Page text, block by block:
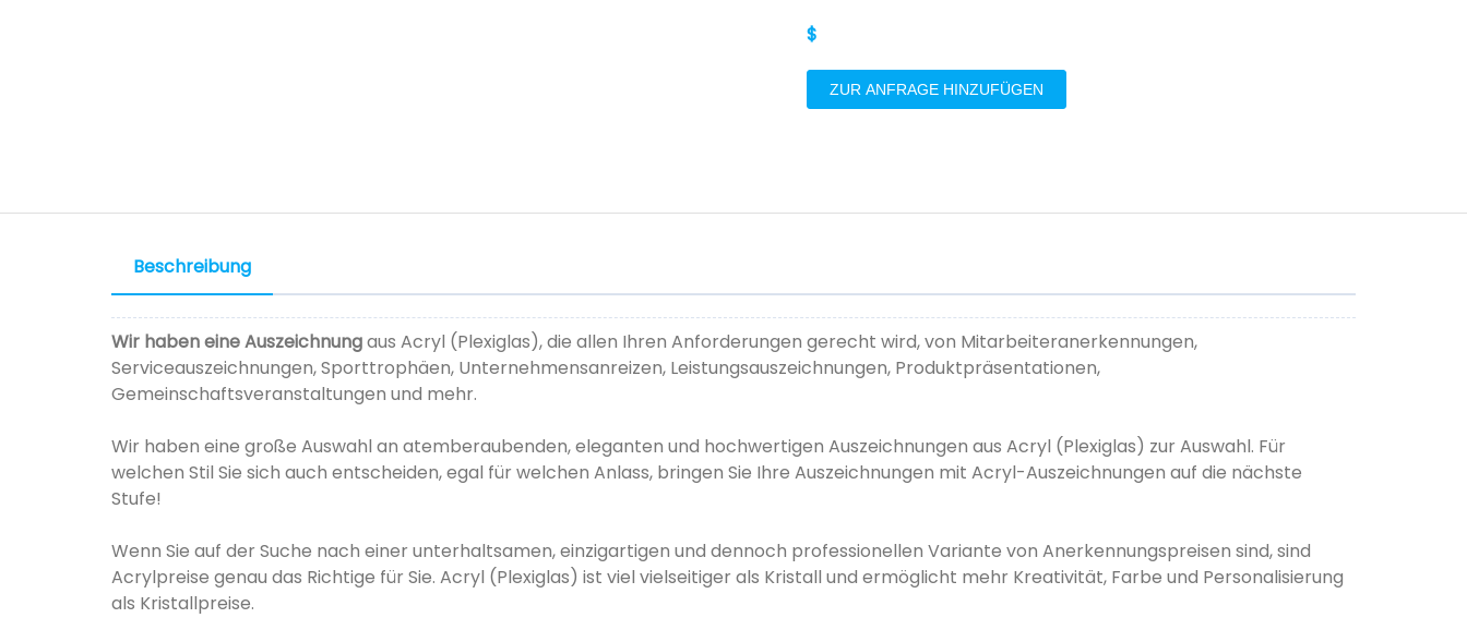
$
ZUR ANFRAGE HINZUFÜGEN
Beschreibung
Wir haben eine Auszeichnungaus Acryl (Plexiglas), die allen Ihren Anforderungen gerecht wird, von Mitarbeiteranerkennungen,
Serviceauszeichnungen, Sporttrophäen, Unternehmensanreizen, Leistungsauszeichnungen, Produktpräsentationen,
Gemeinschaftsveranstaltungen und mehr.
Wir haben eine große Auswahl an atemberaubenden, eleganten und hochwertigen Auszeichnungen aus Acryl (Plexiglas) zur Auswahl. Für
welchen Stil Sie sich auch entscheiden, egal für welchen Anlass, bringen Sie Ihre Auszeichnungen mit Acryl-Auszeichnungen auf die nächste
Stufe!
Wenn Sie auf der Suche nach einer unterhaltsamen, einzigartigen und dennoch professionellen Variante von Anerkennungspreisen sind, sind
Acrylpreise genau das Richtige für Sie. Acryl (Plexiglas) ist viel vielseitiger als Kristall und ermöglicht mehr Kreativität, Farbe und Personalisierung
als Kristallpreise.